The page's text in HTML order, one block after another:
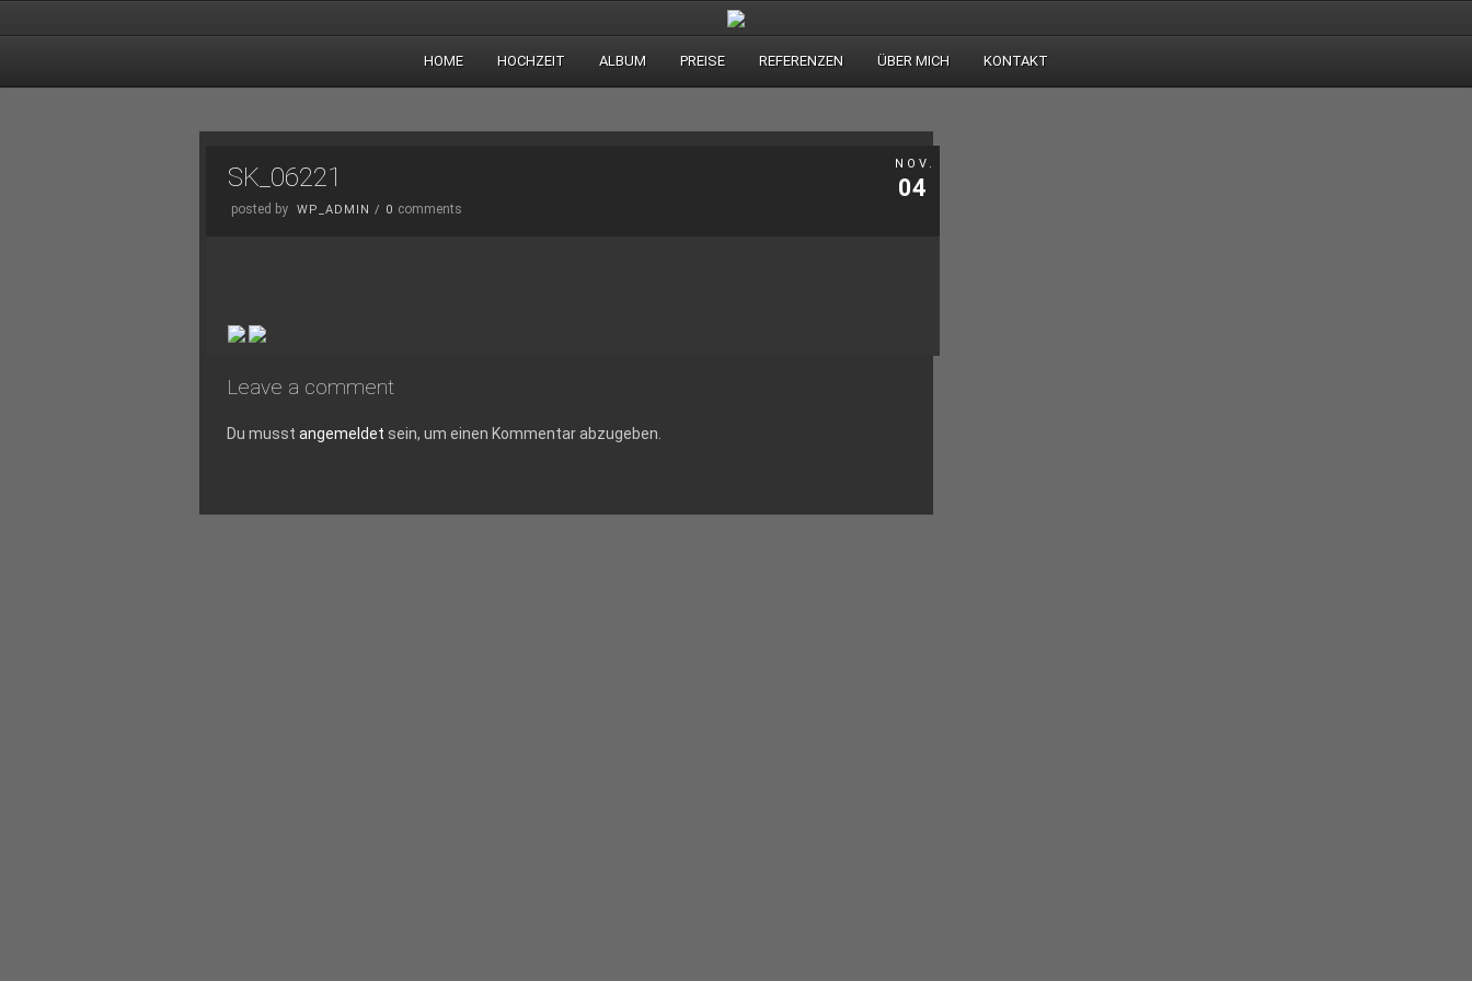
HOME HOCHZEIT ALBUM PREISE REFERENZEN ÜBER MICH KONTAKT
NOV.
04
SK_06221
posted by WP_ADMIN / 0 comments
Leave a comment
Du musst angemeldet sein, um einen Kommentar abzugeben.